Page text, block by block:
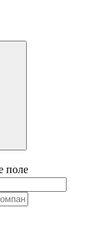
поле